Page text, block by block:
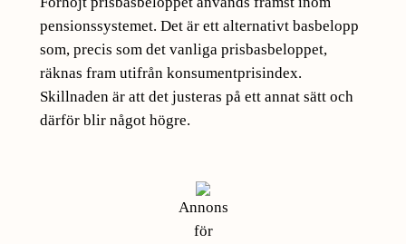
pensionssystemet. Det är ett alternativt basbelopp
som, precis som det vanliga prisbasbeloppet,
räknas fram utifrån konsumentprisindex.
Skillnaden är att det justeras på ett annat sätt och
därför blir något högre.
Annons
för